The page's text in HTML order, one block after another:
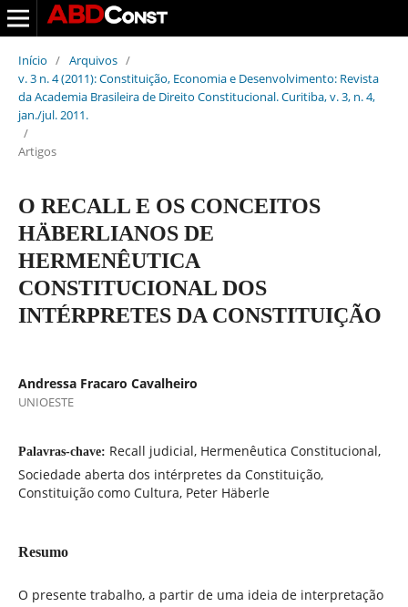
Início / Arquivos /
v. 3 n. 4 (2011): Constituição, Economia e Desenvolvimento: Revista
da Academia Brasileira de Direito Constitucional. Curitiba, v. 3, n. 4,
jan./jul. 2011.
/
Artigos
O RECALL E OS CONCEITOS
HÄBERLIANOS DE
HERMENÊUTICA
CONSTITUCIONAL DOS
INTÉRPRETES DA CONSTITUIÇÃO
Andressa Fracaro Cavalheiro
UNIOESTE
Palavras-chave: Recall judicial, Hermenêutica Constitucional,
Sociedade aberta dos intérpretes da Constituição,
Constituição como Cultura, Peter Häberle
Resumo
O presente trabalho, a partir de uma ideia de interpretação